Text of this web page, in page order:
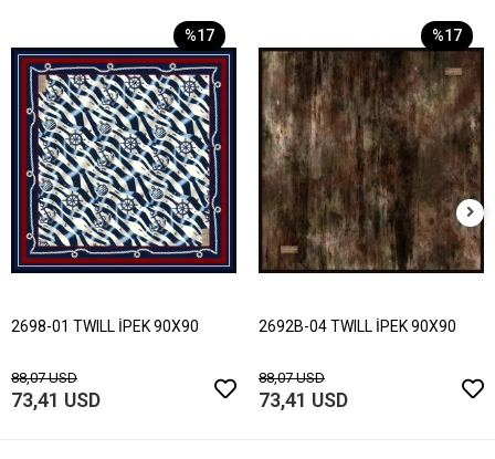
%17
2698-01 TWILL İPEK 90X90
88,07 USD
73,41 USD
%17
2692B-04 TWILL İPEK 90X90
88,07 USD
73,41 USD